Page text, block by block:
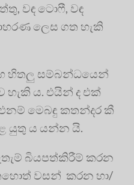
වඳ ටොෆී, වඳ
ලෙස ගත හැකි
හිතලු සම්බන්ධයෙන්
හැකි ය. එයින් ද එක්
මෙබඳු කතන්දර කී
යුතු ය යන්න යි.
බියපත්කිරීම් කරන
වසන් කරන හා/